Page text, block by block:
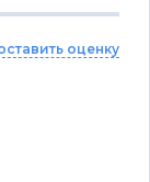
оценку